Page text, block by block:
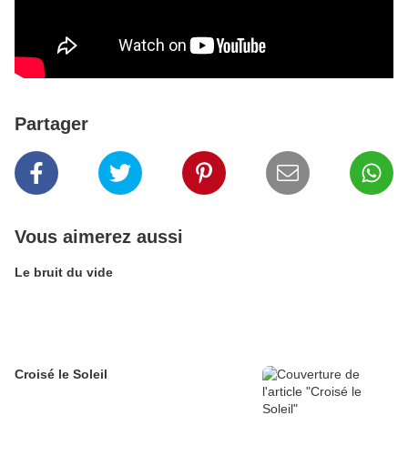
Partager
Vous aimerez aussi
Le bruit du vide
Croisé le Soleil